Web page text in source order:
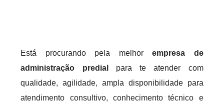
Está procurando pela melhorempresa de
administração predial
para te atender com
qualidade, agilidade, ampla disponibilidade para
atendimento consultivo, conhecimento técnico e